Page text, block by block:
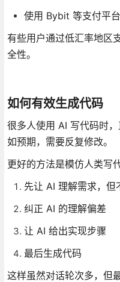
使用 Bybit 等支付平台
有些用户通过低汇率地区
全性。
如何有效生成代码
很多人使用 AI 写代码时
如预期，需要反复修改。
更好的方法是模仿人类写
先让 AI 理解需求，但
纠正 AI 的理解偏差
让 AI 给出实现步骤
最后生成代码
这样虽然对话轮次多，但